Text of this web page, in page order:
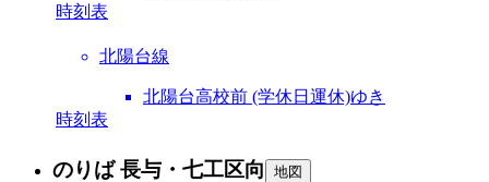
時刻表
北陽台線
北陽台高校前 (学休日運休)ゆき
時刻表
のりば 長与・七工区向 地図